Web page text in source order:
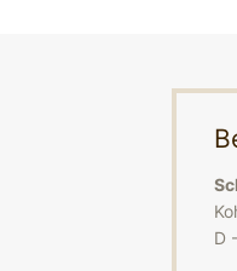
D